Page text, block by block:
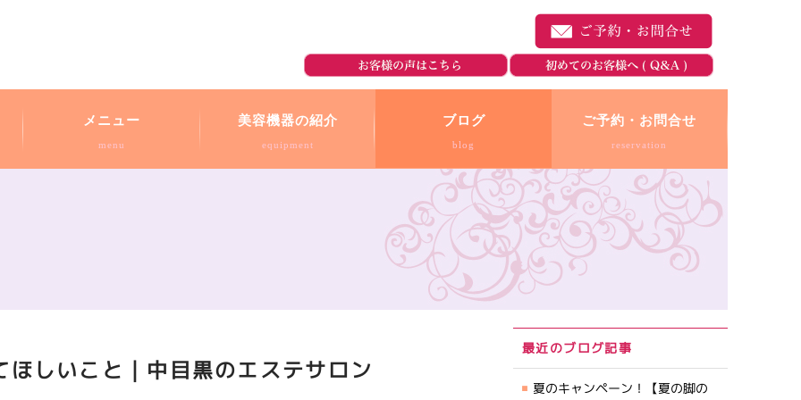
メニュー
menu
美容機器の紹介
equipment
ブログ
blog
ご予約・お問合せ
reservation
しいこと｜中目黒のエステサロン
最近のブログ記事
夏のキャンペーン！【夏の脚の